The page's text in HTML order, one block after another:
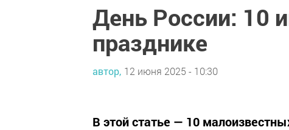
День России: 10
празднике
автор, 12 июня 2025 - 10:30
В этой статье — 10